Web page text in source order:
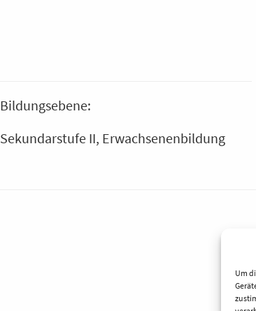
Um
Bildungsebene:
Sekundarstufe II Erwachsenenbildung